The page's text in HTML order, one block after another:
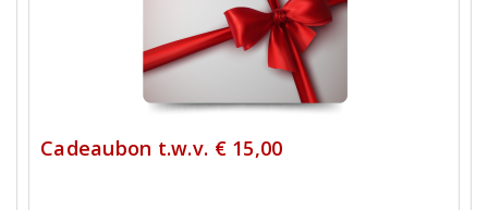
Cadeaubon t.w.v. € 15,00